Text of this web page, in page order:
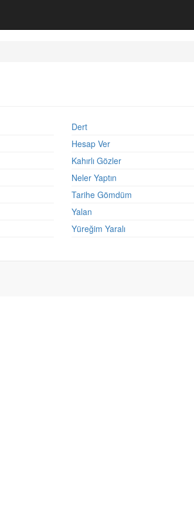
Dert
Hesap Ver
Kahırlı Gözler
Neler Yaptın
Tarihe Gömdüm
Yalan
Yüreğim Yaralı